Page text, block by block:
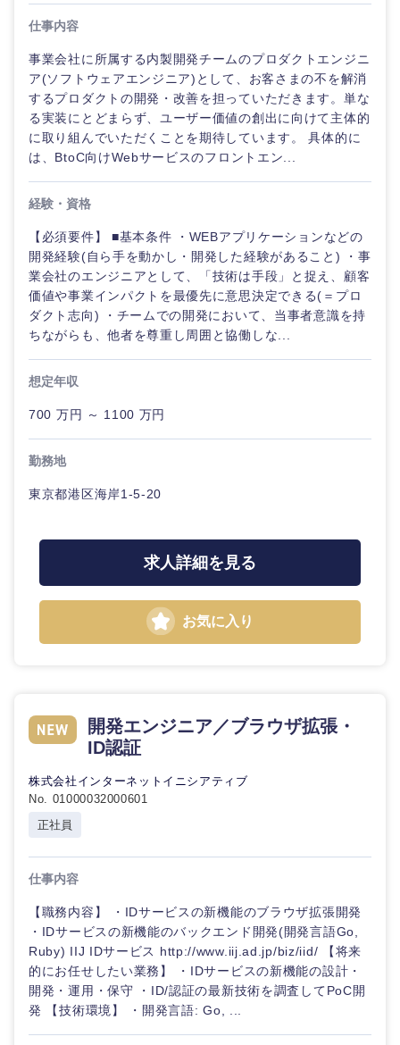
仕事内容
事業会社に所属する内製開発チームのプロダクトエンジニ
ア(ソフトウェアエンジニア)として、お客さまの不を解消
するプロダクトの開発・改善を担っていただきます。単な
る実装にとどまらず、ユーザー価値の創出に向けて主体的
に取り組んでいただくことを期待しています。 具体的に
は、BtoC向けWebサービスのフロントエン...
経験・資格
【必須要件】 ■基本条件 ・WEBアプリケーションなどの
開発経験(自ら手を動かし・開発した経験があること) ・事
業会社のエンジニアとして、「技術は手段」と捉え、顧客
価値や事業インパクトを最優先に意思決定できる(＝プロ
ダクト志向) ・チームでの開発において、当事者意識を持
ちながらも、他者を尊重し周囲と協働しな...
想定年収
700 万円 ～ 1100 万円
勤務地
東京都港区海岸1-5-20
求人詳細を見る
お気に入り
開発エンジニア／ブラウザ拡張・
ID認証
株式会社インターネットイニシアティブ
No. 01000032000601
正社員
仕事内容
【職務内容】 ・IDサービスの新機能のブラウザ拡張開発
・IDサービスの新機能のバックエンド開発(開発言語Go,
Ruby) IIJ IDサービス http://www.iij.ad.jp/biz/iid/ 【将来
的にお任せしたい業務】 ・IDサービスの新機能の設計・
開発・運用・保守 ・ID/認証の最新技術を調査してPoC開
発 【技術環境】 ・開発言語: Go, ...